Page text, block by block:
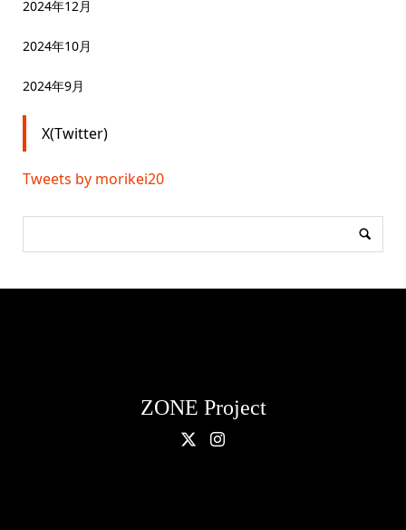
2024年12月
2024年10月
2024年9月
X(Twitter)
Tweets by morikei20
ZONE Project